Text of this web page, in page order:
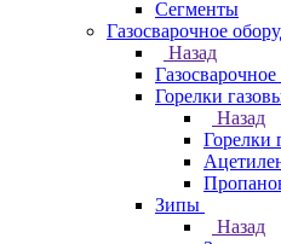
Сегменты
Газосварочное
Назад
Горелки
Назад
Горелки
Зипы
Назад